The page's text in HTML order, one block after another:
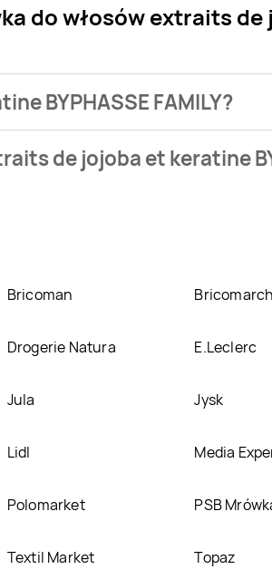
do włosów extraits
BYPHASSE FAMILY?
de jojoba et keratine
Bricoman
Drogerie Natura E.Leclerc
Jula Jysk
Lidl Media
Polomarket PSB
Textil Market Topaz